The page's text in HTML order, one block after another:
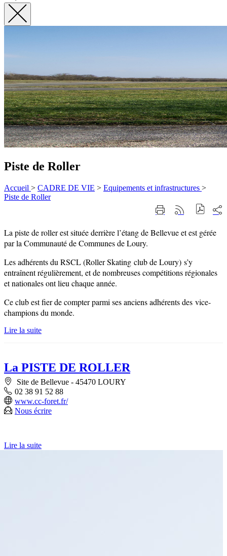
Fermer
Piste de Roller
Accueil > CADRE DE VIE > Equipements et infrastructures >
Piste de Roller
ImprimerGénérer
RSS
sur
La piste de roller est située derrière l’étang de Bellevue et est gérée
par la Communauté de Communes de Loury.
Les adhérents du RSCL (Roller Skating club de Loury) s’y
entraînent régulièrement, et de nombreuses compétitions régionales
et nationales ont lieu chaque année.
Ce club est fier de compter parmi ses anciens adhérents des vice-
champions du monde.
Lire la suite
La PISTE DE ROLLER
Site de Bellevue - 45470 LOURY
02 38 91 52 88
www.cc-foret.fr/
Nous écrire
Lire la suite